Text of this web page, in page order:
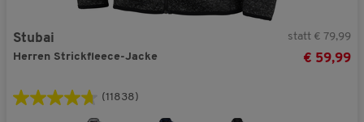
Stubai
Herren Strickfleece-Jacke
statt € 79,99
€ 59,99
(11838)